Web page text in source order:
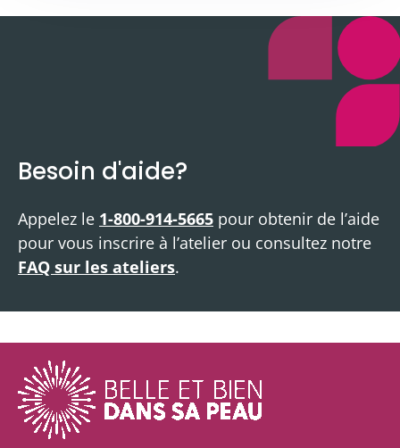
Besoin d'aide?
Appelez le 1-800-914-5665 pour obtenir de l’aide
pour vous inscrire à l’atelier ou consultez notre
FAQ sur les ateliers.